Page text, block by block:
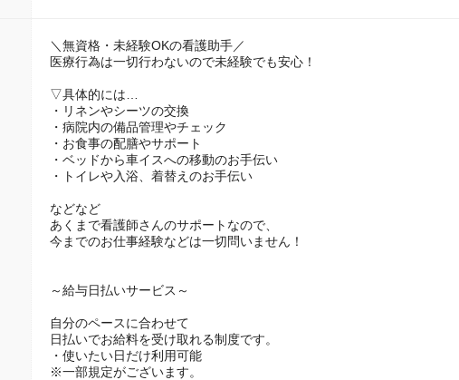
＼無資格・未経験OKの看護助手／
医療行為は一切行わないので未経験でも安心！
▽具体的には…
・リネンやシーツの交換
・病院内の備品管理やチェック
・お食事の配膳やサポート
・ベッドから車イスへの移動のお手伝い
・トイレや入浴、着替えのお手伝い
などなど
あくまで看護師さんのサポートなので、
今までのお仕事経験などは一切問いません！
～給与日払いサービス～
自分のペースに合わせて
日払いでお給料を受け取れる制度です。
・使いたい日だけ利用可能
※一部規定がございます。